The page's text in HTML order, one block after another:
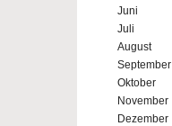
Juni
Juli
August
September
Oktober
November
Dezember